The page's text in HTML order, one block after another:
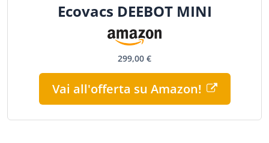
Ecovacs DEEBOT MINI
299,00 €
Vai all'offerta su Amazon!